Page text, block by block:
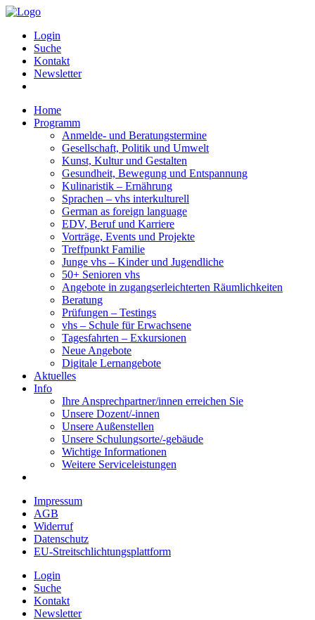
Login
Suche
Kontakt
Newsletter
Home
Programm
Anmelde- und Beratungstermine
Gesellschaft, Politik und Umwelt
Kunst, Kultur und Gestalten
Gesundheit, Bewegung und Entspannung
Kulinaristik – Ernährung
Sprachen – vhs interkulturell
German as foreign language
EDV, Beruf und Karriere
Vorträge, Events und Projekte
Treffpunkt Familie
Junge vhs – Kinder und Jugendliche
50+ Senioren vhs
Angebote in zugangserleichterten Räumlichkeiten
Beratung
Prüfungen – Testings
vhs – Schule für Erwachsene
Tagesfahrten – Exkursionen
Neue Angebote
Digitale Lernangebote
Aktuelles
Info
Ihre Ansprechpartner/innen erreichen Sie
Unsere Dozent/-innen
Unsere Außenstellen
Unsere Schulungsorte/-gebäude
Wichtige Informationen
Weitere Serviceleistungen
Impressum
AGB
Widerruf
Datenschutz
EU-Streitschlichtungsplattform
Login
Suche
Kontakt
Newsletter